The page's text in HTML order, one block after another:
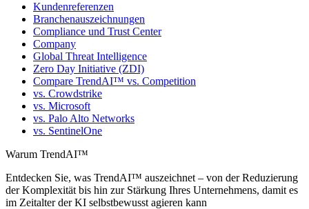
Kundenreferenzen
Branchenauszeichnungen
Compliance und Trust Center
Company
Global Threat Intelligence
Zero Day Initiative (ZDI)
Compare TrendAI™ vs. Competition
vs. Crowdstrike
vs. Microsoft
vs. Palo Alto Networks
vs. SentinelOne
Warum TrendAI™
Entdecken Sie, was TrendAI™ auszeichnet – von der Reduzierung
der Komplexität bis hin zur Stärkung Ihres Unternehmens, damit es
im Zeitalter der KI selbstbewusst agieren kann